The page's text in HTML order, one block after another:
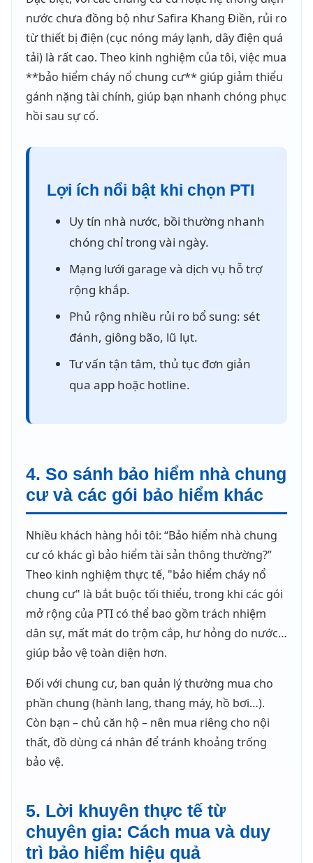
nước chưa đồng bộ như Safira Khang Điền, rủi ro
từ thiết bị điện (cục nóng máy lạnh, dây điện quá
tải) là rất cao. Theo kinh nghiệm của tôi, việc mua
**bảo hiểm cháy nổ chung cư** giúp giảm thiểu
gánh nặng tài chính, giúp bạn nhanh chóng phục
hồi sau sự cố.
Lợi ích nổi bật khi chọn PTI
Uy tín nhà nước, bồi thường nhanh
chóng chỉ trong vài ngày.
Mạng lưới garage và dịch vụ hỗ trợ
rộng khắp.
Phủ rộng nhiều rủi ro bổ sung: sét
đánh, giông bão, lũ lụt.
Tư vấn tận tâm, thủ tục đơn giản
qua app hoặc hotline.
4. So sánh bảo hiểm nhà chung
cư và các gói bảo hiểm khác
Nhiều khách hàng hỏi tôi: “Bảo hiểm nhà chung
cư có khác gì bảo hiểm tài sản thông thường?”
Theo kinh nghiệm thực tế, "bảo hiểm cháy nổ
chung cư" là bắt buộc tối thiểu, trong khi các gói
mở rộng của PTI có thể bao gồm trách nhiệm
dân sự, mất mát do trộm cắp, hư hỏng do nước…
giúp bảo vệ toàn diện hơn.
Đối với chung cư, ban quản lý thường mua cho
phần chung (hành lang, thang máy, hồ bơi…).
Còn bạn – chủ căn hộ – nên mua riêng cho nội
thất, đồ dùng cá nhân để tránh khoảng trống
bảo vệ.
5. Lời khuyên thực tế từ
chuyên gia: Cách mua và duy
trì bảo hiểm hiệu quả